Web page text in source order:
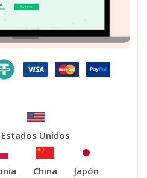
Estados Unidos
China Japón